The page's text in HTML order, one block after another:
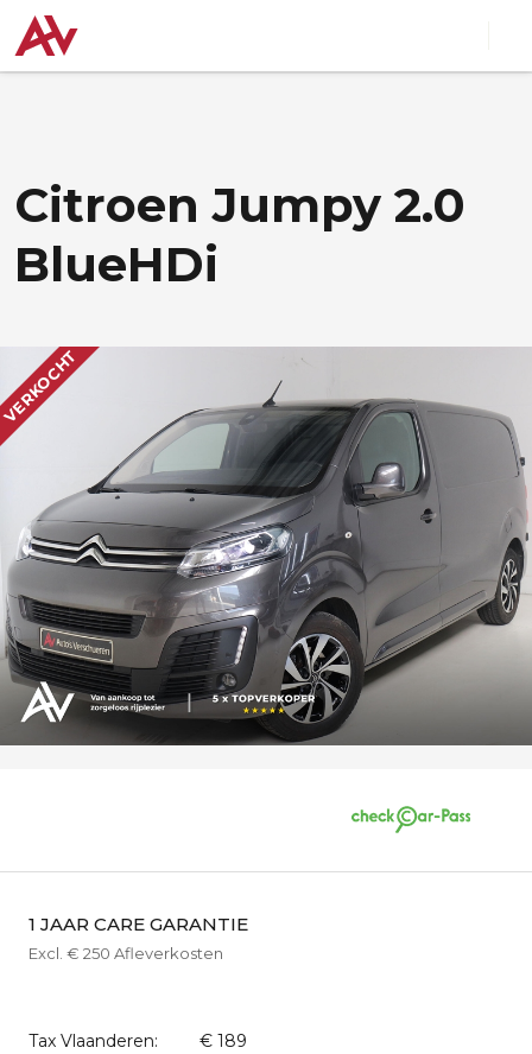
Citroen Jumpy 2.0
BlueHDi
VERKOCHT
1 JAAR CARE GARANTIE
Excl. € 250 Afleverkosten
Tax Vlaanderen:
€ 189